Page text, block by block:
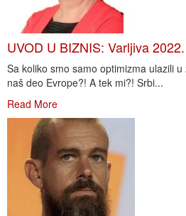
UVOD U BIZNIS: Varljiva
Sa koliko smo samo optimizma ulazili
naš deo Evrope?! A tek mi?! Srbi...
Read More